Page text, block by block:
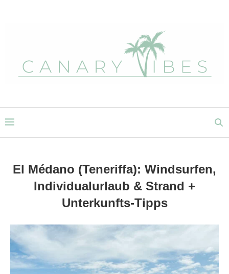
El Médano (Teneriffa): Windsurfen,
Individualurlaub & Strand +
Unterkunfts-Tipps